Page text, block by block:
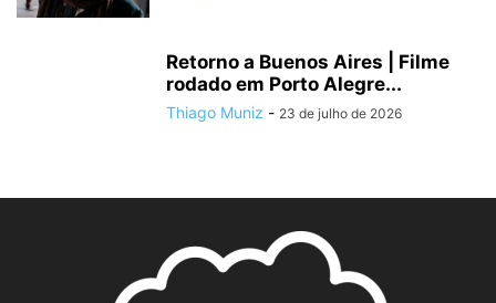
Retorno a Buenos Aires | Filme
rodado em Porto Alegre...
Thiago Muniz - 23 de julho de 2026